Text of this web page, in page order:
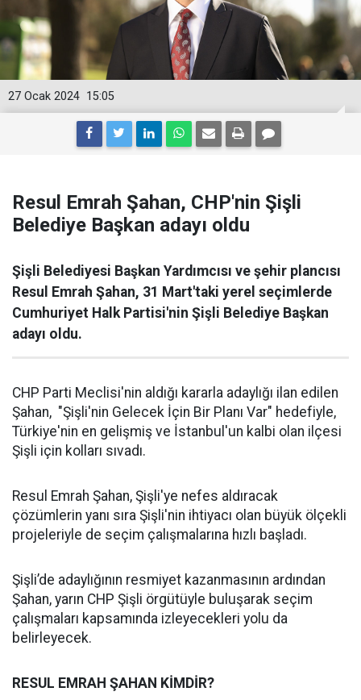
15:05
27 Ocak 2024
Resul Emrah Şahan, CHP'nin Şişli
Belediye Başkan adayı oldu
Şişli Belediyesi Başkan Yardımcısı ve şehir plancısı
Resul Emrah Şahan, 31 Mart'taki yerel seçimlerde
Cumhuriyet Halk Partisi'nin Şişli Belediye Başkan
adayı oldu.
CHP Parti Meclisi'nin aldığı kararla adaylığı ilan edilen
Şahan, "Şişli'nin Gelecek İçin Bir Planı Var" hedefiyle,
Türkiye'nin en gelişmiş ve İstanbul'un kalbi olan ilçesi
Şişli için kolları sıvadı.
Resul Emrah Şahan, Şişli'ye nefes aldıracak
çözümlerin yanı sıra Şişli'nin ihtiyacı olan büyük ölçekli
projeleriyle de seçim çalışmalarına hızlı başladı.
Şişli’de adaylığının resmiyet kazanmasının ardından
Şahan, yarın CHP Şişli örgütüyle buluşarak seçim
çalışmaları kapsamında izleyecekleri yolu da
belirleyecek.
RESUL EMRAH ŞAHAN KİMDİR?